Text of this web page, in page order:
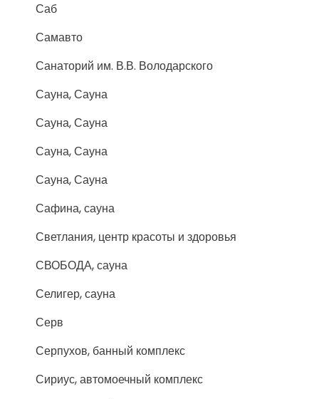
Саб
Самавто
Санаторий им. В.В. Володарского
Сауна, Сауна
Сауна, Сауна
Сауна, Сауна
Сауна, Сауна
Сафина, сауна
Светлания, центр красоты и здоровья
СВОБОДА, сауна
Селигер, сауна
Серв
Серпухов, банный комплекс
Сириус, автомоечный комплекс